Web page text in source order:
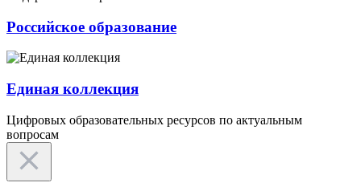
Российское образование
Единая коллекция
Цифровых образовательных ресурсов по актуальным
вопросам